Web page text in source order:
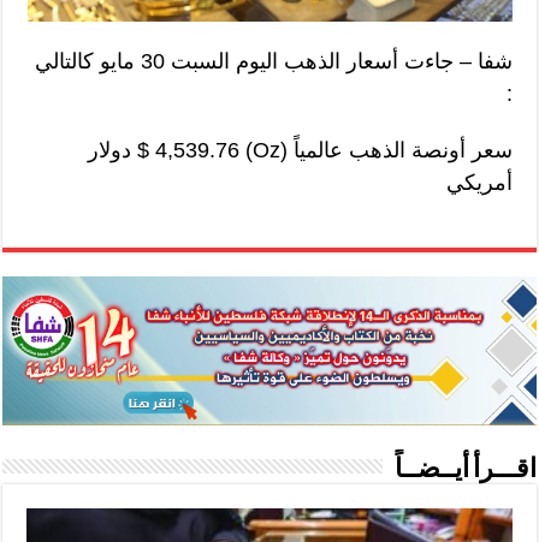
شفا – جاءت أسعار الذهب اليوم السبت 30 مايو كالتالي
:
سعر أونصة الذهب عالمياً (Oz) 4,539.76 $ دولار
أمريكي
اقـــرأ أيــضــاً